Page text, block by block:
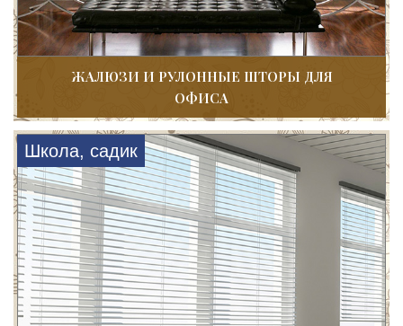
ЖАЛЮЗИ И РУЛОННЫЕ ШТОРЫ ДЛЯ
ОФИСА
Школа, садик